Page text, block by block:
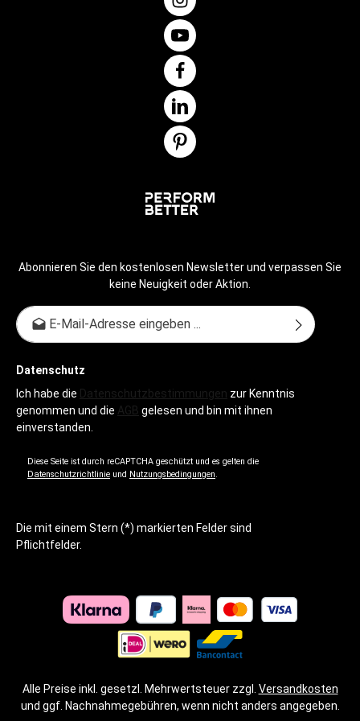
cm/40,02 Zoll (L), 60 cm/23,6 Zoll (B), 99,7 cm/39,3 Zoll
(H)Scheibenaufnahme Stange: 78 cm (H)Gewicht: 50
kg/100,2 lbsLieferumfang: 1x CENTR x HYROX Competition
Power Sled, 4x vertikale Griffe lang, 1x Scheibenaufnahme
und Karabiner zum Befestigen am Sled Hinweis: CENTR x
HYROX Competition Interlocking Bumper Plate - 25 kg nicht
Abonnieren Sie den kostenlosen Newsletter und verpassen Sie
keine Neuigkeit oder Aktion.
Datenschutz
Ich habe die Datenschutzbestimmungen zur Kenntnis
genommen und die AGB gelesen und bin mit ihnen
einverstanden.
Diese Seite ist durch reCAPTCHA geschützt und es gelten die
Datenschutzrichtlinie und Nutzungsbedingungen.
Die mit einem Stern (*) markierten Felder sind
Pflichtfelder.
Alle Preise inkl. gesetzl. Mehrwertsteuer zzgl. Versandkosten
und ggf. Nachnahmegebühren, wenn nicht anders angegeben.